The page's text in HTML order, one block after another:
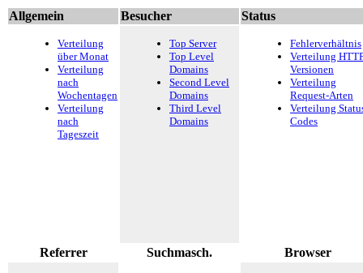
Allgemein Besucher Status
Verteilung
über Monat
Verteilung
nach
Wochentagen
Verteilung
nach
Tageszeit
Top Server
Top Level
Domains
Second Level
Domains
Third Level
Domains
Fehlerverhältnis
Verteilung
Versionen
Verteilung
Request-Arten
Verteilung
Codes
Referrer Suchmasch. Browser